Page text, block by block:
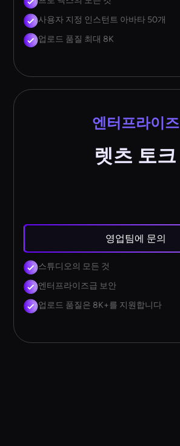
사용자 지정 인스턴트 아바타 50개
업로드 품질 최대 8K
엔터프라이즈
렛츠 토크
영업팀에 문의
스튜디오의 모든 것
엔터프라이즈급 보안
업로드 품질은 8K+를 지원합니다